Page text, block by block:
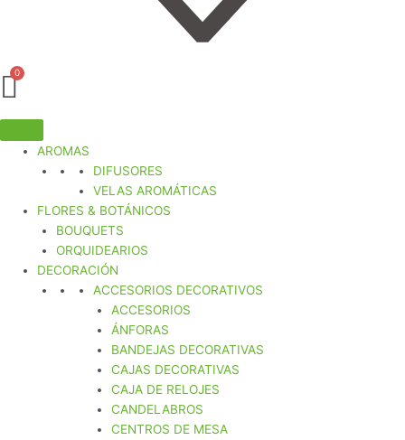
AROMAS
DIFUSORES
VELAS AROMÁTICAS
FLORES & BOTÁNICOS
BOUQUETS
ORQUIDEARIOS
DECORACIÓN
ACCESORIOS DECORATIVOS
ACCESORIOS
ÁNFORAS
BANDEJAS DECORATIVAS
CAJAS DECORATIVAS
CAJA DE RELOJES
CANDELABROS
CENTROS DE MESA